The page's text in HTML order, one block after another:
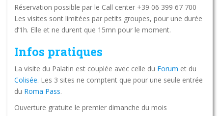
Réservation possible par le Call center +39 06 399 67 700
Les visites sont limitées par petits groupes, pour une durée
d’1h. Elle et ne durent que 15mn pour le moment.
Infos pratiques
La visite du Palatin est couplée avec celle du Forum et du
Colisée. Les 3 sites ne comptent que pour une seule entrée
du Roma Pass.
Ouverture gratuite le premier dimanche du mois